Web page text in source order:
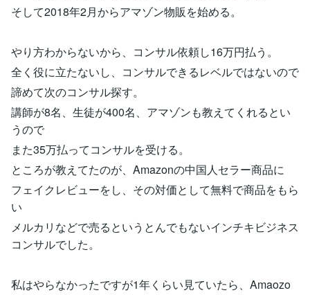
そして2018年2月からアマゾン物販を始める。
やり方わからないから、コンサル依頼し16万円払う。
全く役に立たないし、コンサルできるレベルではないので
諦めて次のコンサル探す。
講師が8名、生徒が400名、アマゾンも教えてくれるとい
うので
また35万払ってコンサルを受ける。
ところが教えてたのが、Amazonの中国人セラー商品に
フェイクレビューをし、その対価として無料で商品をもら
い
メルカリなどで売るというとんでもないインチキビジネス
コンサルでした。
私はやらなかったですが1年くらい見ていたら、Amaozo